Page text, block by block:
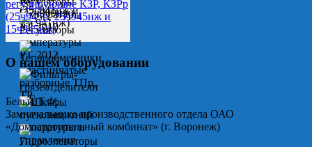
О нашем оборудовании
Белых Т.Ф.
Замначальника производственного отдела ОАО
«Домостроительный комбинат» (г. Воронеж)